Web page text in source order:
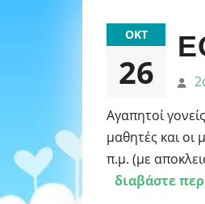
ΟΚΤ
26
Αγαπητοί
μαθητές και οι
π.μ. (με
διαβάστε